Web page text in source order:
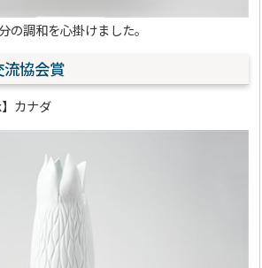
の調和を心掛けました。
流協会賞
カナダ